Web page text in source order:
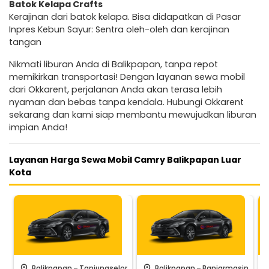
Batok Kelapa Crafts
Kerajinan dari batok kelapa. Bisa didapatkan di Pasar
Inpres Kebun Sayur: Sentra oleh-oleh dan kerajinan
tangan
Nikmati liburan Anda di Balikpapan, tanpa repot
memikirkan transportasi! Dengan layanan sewa mobil
dari Okkarent, perjalanan Anda akan terasa lebih
nyaman dan bebas tanpa kendala. Hubungi Okkarent
sekarang dan kami siap membantu mewujudkan liburan
impian Anda!
Layanan Harga Sewa Mobil Camry Balikpapan Luar
Kota